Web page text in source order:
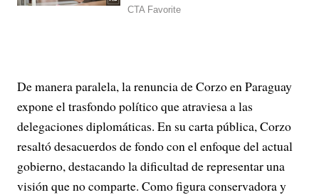
De manera paralela, la renuncia de Corzo en Paraguay
expone el trasfondo político que atraviesa a las
delegaciones diplomáticas. En su carta pública, Corzo
resaltó desacuerdos de fondo con el enfoque del actual
gobierno, destacando la dificultad de representar una
visión que no comparte. Como figura conservadora y